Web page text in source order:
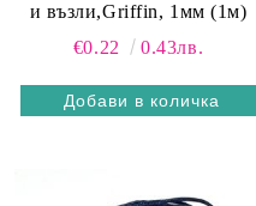
и възли,Griffin, 1мм (1м)
€0.22
0.43лв.